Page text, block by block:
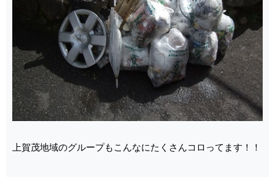
上賀茂地域のグループもこんなにたくさんコロってます！！